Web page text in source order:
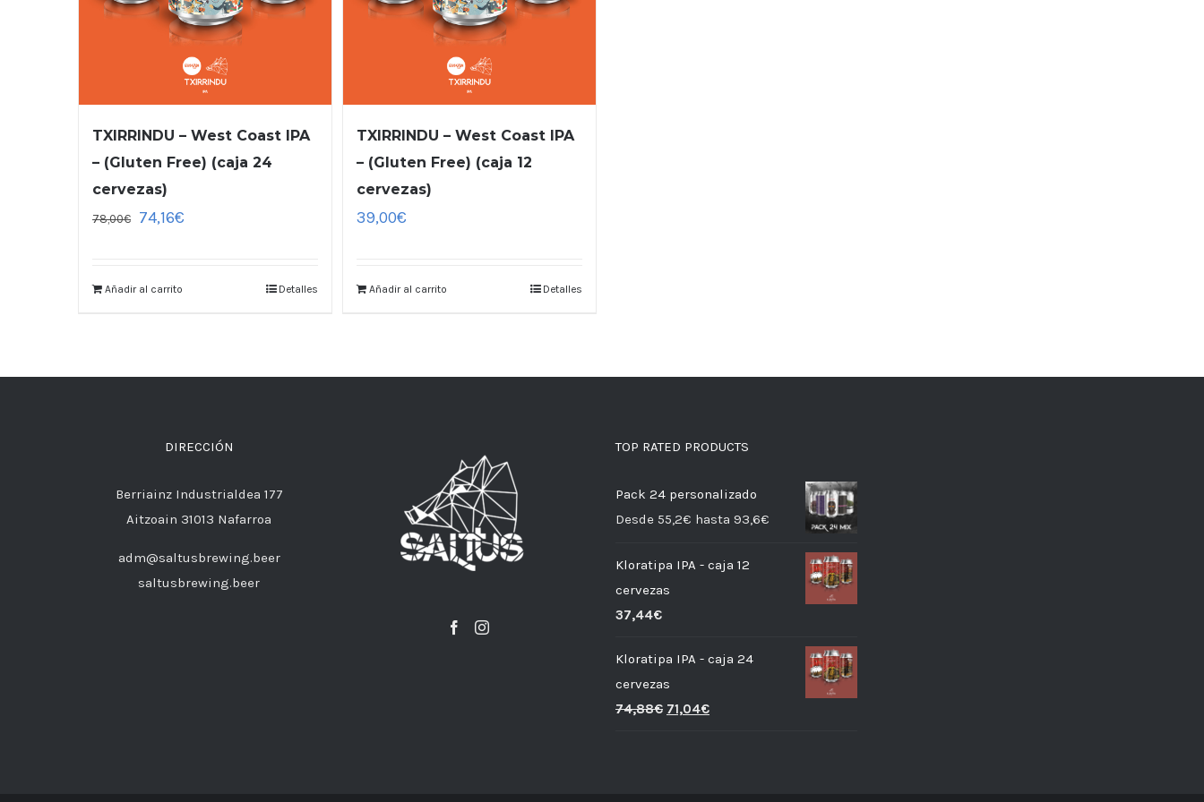
TXIRRINDU – West Coast IPA
– (Gluten Free) (caja 24
cervezas)
78,00€ 74,16€
Añadir al carrito Detalles
TXIRRINDU – West Coast IPA
– (Gluten Free) (caja 12
cervezas)
39,00€
Añadir al carrito Detalles
DIRECCIÓN
Berriainz Industrialdea 177
Aitzoain 31013 Nafarroa
adm@saltusbrewing.beer
saltusbrewing.beer
TOP RATED PRODUCTS
Pack 24 personalizado
Desde 55,2€ hasta 93,6€
Kloratipa IPA - caja 12
cervezas
37,44€
Kloratipa IPA - caja 24
cervezas
74,88€ 71,04€